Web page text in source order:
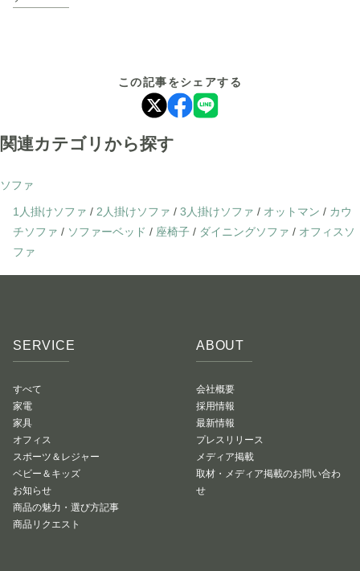
この記事をシェアする
関連カテゴリから探す
ソファ
1人掛けソファ / 2人掛けソファ / 3人掛けソファ / オットマン / カウ
チソファ / ソファーベッド / 座椅子 / ダイニングソファ / オフィスソ
ファ
SERVICE
すべて
家電
家具
オフィス
スポーツ＆レジャー
ベビー＆キッズ
お知らせ
商品の魅力・選び方記事
商品リクエスト
ABOUT
会社概要
採用情報
最新情報
プレスリリース
メディア掲載
取材・メディア掲載のお問い合わ
せ